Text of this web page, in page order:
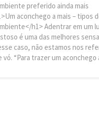
preferido ainda mais
aconchego a mais – tipos
h1> Adentrar em um
é uma das melhores
caso, não estamos nos
vó. “Para trazer um